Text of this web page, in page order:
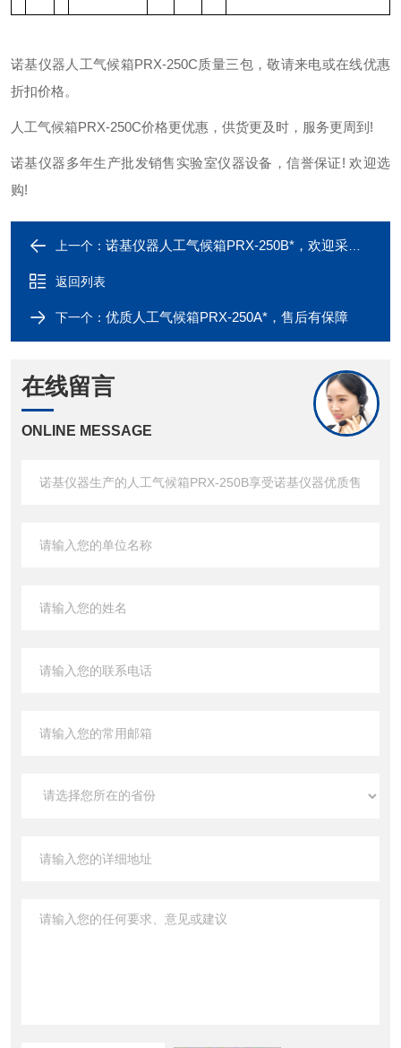
诺基仪器人工气候箱PRX-250C质量三包，敬请来电或在线优惠
折扣价格。
人工气候箱PRX-250C价格更优惠，供货更及时，服务更周到!
诺基仪器多年生产批发销售实验室仪器设备，信誉保证! 欢迎选
购!
上一个： 诺基仪器人工气候箱PRX-250B*，欢迎采购咨询！
返回列表
下一个： 优质人工气候箱PRX-250A*，售后有保障
在线留言
ONLINE MESSAGE